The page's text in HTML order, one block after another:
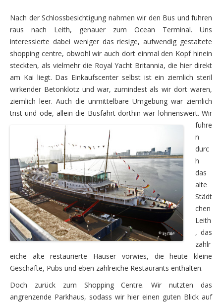
2025
Intern
Antwerpen Städtetour im August 2019
Moni’s 50. Geburtstag
ralf’s 60-zigster
Hermann-Familienwochenende
Regatta Herringen 20./21.09.25
Regatta Beyenburger Stausee 4./5.10.25
Klasse 10a
Nach der Schlossbesichtigung nahmen wir den Bus und fuhren
raus nach Leith, genauer zum Ocean Terminal. Uns
interessierte dabei weniger das riesige, aufwendig gestaltete
shopping centre, obwohl wir auch dort einmal den Kopf hinein
steckten, als vielmehr die Royal Yacht Britannia, die hier direkt
am Kai liegt. Das Einkaufscenter selbst ist ein ziemlich steril
wirkender Betonklotz und war, zumindest als wir dort waren,
ziemlich leer. Auch die unmittelbare Umgebung war ziemlich
trist und öde, allein die Busfahrt dorthin war lohnenswert. Wir
fuhre
n
durc
h
das
alte
Städt
chen
Leith
, das
zahlr
eiche alte restaurierte Häuser vorwies, die heute kleine
Geschäfte, Pubs und eben zahlreiche Restaurants enthalten.
Doch zurück zum Shopping Centre. Wir nutzten das
angrenzende Parkhaus, sodass wir hier einen guten Blick auf